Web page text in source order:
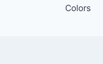
Colors